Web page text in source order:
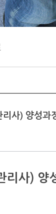
사) 양성과
리사) 양